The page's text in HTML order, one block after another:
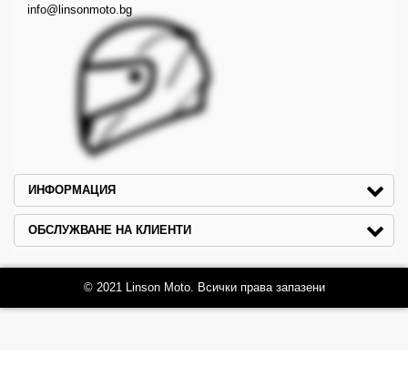
info@linsonmoto.bg
ИНФОРМАЦИЯ
ОБСЛУЖВАНЕ НА КЛИЕНТИ
© 2021 Linson Moto. Всички права запазени